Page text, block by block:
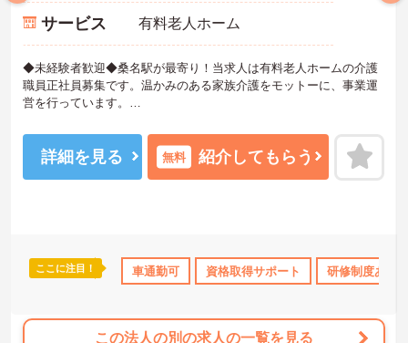
格取得サポート 研修制度あり 産休･育休･介護休暇取得実績あり
サービス 有料老人ホーム
◆未経験者歓迎◆桑名駅が最寄り！当求人は有料老人ホームの介護
職員正社員募集です。温かみのある家族介護をモットーに、事業運
営を行っています。
ランクのある方も挑戦できます。
ご興味ある方には、面接対策ポイントなど、さらに詳細をお話しい
たしますのでお気軽にご相談ください
詳細を見る 無料 紹介してもらう
ここに注目！ 車通勤可 資格取得サポート 研修制度あり
この法人の別の求人の一覧を見る